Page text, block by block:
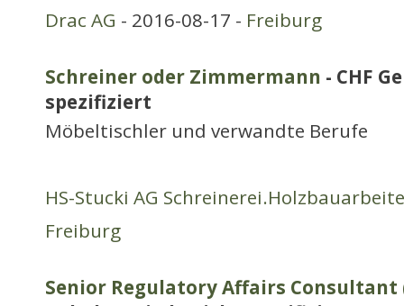
Drac AG - 2016-08-17 - Freiburg
Schreiner oder Zimmermann - CHF
spezifiziert
Möbeltischler und verwandte Berufe
HS-Stucki AG
Freiburg
Senior Regulatory Affairs Consultant